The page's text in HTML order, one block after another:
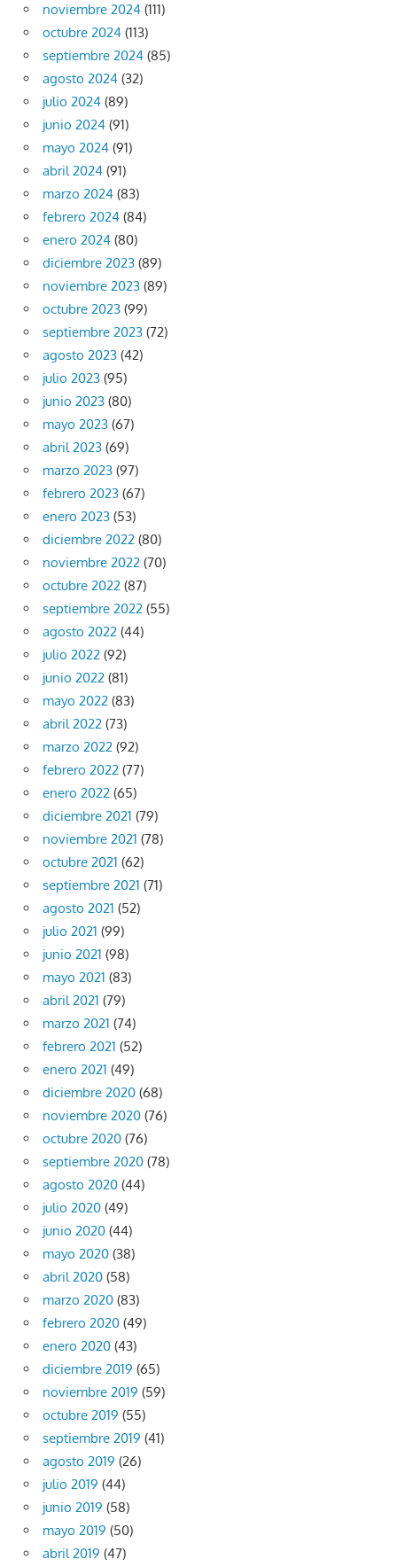
noviembre 2024 (111)
octubre 2024 (113)
septiembre 2024 (85)
agosto 2024 (32)
julio 2024 (89)
junio 2024 (91)
mayo 2024 (91)
abril 2024 (91)
marzo 2024 (83)
febrero 2024 (84)
enero 2024 (80)
diciembre 2023 (89)
noviembre 2023 (89)
octubre 2023 (99)
septiembre 2023 (72)
agosto 2023 (42)
julio 2023 (95)
junio 2023 (80)
mayo 2023 (67)
abril 2023 (69)
marzo 2023 (97)
febrero 2023 (67)
enero 2023 (53)
diciembre 2022 (80)
noviembre 2022 (70)
octubre 2022 (87)
septiembre 2022 (55)
agosto 2022 (44)
julio 2022 (92)
junio 2022 (81)
mayo 2022 (83)
abril 2022 (73)
marzo 2022 (92)
febrero 2022 (77)
enero 2022 (65)
diciembre 2021 (79)
noviembre 2021 (78)
octubre 2021 (62)
septiembre 2021 (71)
agosto 2021 (52)
julio 2021 (99)
junio 2021 (98)
mayo 2021 (83)
abril 2021 (79)
marzo 2021 (74)
febrero 2021 (52)
enero 2021 (49)
diciembre 2020 (68)
noviembre 2020 (76)
octubre 2020 (76)
septiembre 2020 (78)
agosto 2020 (44)
julio 2020 (49)
junio 2020 (44)
mayo 2020 (38)
abril 2020 (58)
marzo 2020 (83)
febrero 2020 (49)
enero 2020 (43)
diciembre 2019 (65)
noviembre 2019 (59)
octubre 2019 (55)
septiembre 2019 (41)
agosto 2019 (26)
julio 2019 (44)
junio 2019 (58)
mayo 2019 (50)
abril 2019 (47)